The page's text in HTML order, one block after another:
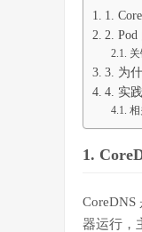
1.
2. Pod
3. 为
4. 实
相
1.
CoreDNS
器运行，